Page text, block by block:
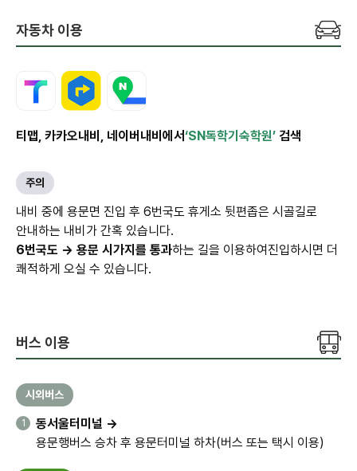
자동차 이용
티맵, 카카오내비, 네이버내비에서‘SN독학기숙학원’ 검색
주의
내비 중에 용문면 진입 후 6번국도 휴게소 뒷편좁은 시골길로
안내하는 내비가 간혹 있습니다.
6번국도 → 용문 시가지를 통과하는 길을 이용하여 진입하시면 더
쾌적하게 오실 수 있습니다.
버스 이용
시외버스
1
동서울터미널 →
용문행버스 승차 후 용문터미널 하차(버스 또는 택시 이용)